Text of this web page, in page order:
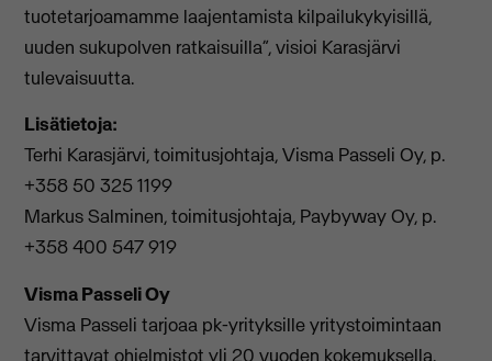
tuotetarjoamamme laajentamista kilpailukykyisillä,
uuden sukupolven ratkaisuilla”, visioi Karasjärvi
tulevaisuutta.
Lisätietoja:
Terhi Karasjärvi, toimitusjohtaja, Visma Passeli Oy, p.
+358 50 325 1199
Markus Salminen, toimitusjohtaja, Paybyway Oy, p.
+358 400 547 919
Visma Passeli Oy
Visma Passeli tarjoaa pk-yrityksille yritystoimintaan
tarvittavat ohjelmistot yli 20 vuoden kokemuksella.